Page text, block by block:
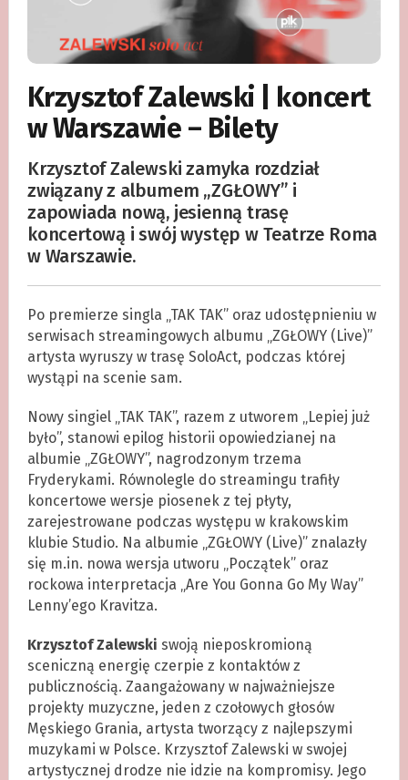
Krzysztof Zalewski | koncert
w Warszawie – Bilety
Krzysztof Zalewski zamyka rozdział
związany z albumem „ZGŁOWY” i
zapowiada nową, jesienną trasę
koncertową i swój występ w Teatrze Roma
w Warszawie.
Po premierze singla „TAK TAK” oraz udostępnieniu w
serwisach streamingowych albumu „ZGŁOWY (Live)”
artysta wyruszy w trasę SoloAct, podczas której
wystąpi na scenie sam.
Nowy singiel „TAK TAK”, razem z utworem „Lepiej już
było”, stanowi epilog historii opowiedzianej na
albumie „ZGŁOWY”, nagrodzonym trzema
Fryderykami. Równolegle do streamingu trafiły
koncertowe wersje piosenek z tej płyty,
zarejestrowane podczas występu w krakowskim
klubie Studio. Na albumie „ZGŁOWY (Live)” znalazły
się m.in. nowa wersja utworu „Początek” oraz
rockowa interpretacja „Are You Gonna Go My Way”
Lenny’ego Kravitza.
Krzysztof Zalewski swoją nieposkromioną
sceniczną energię czerpie z kontaktów z
publicznością. Zaangażowany w najważniejsze
projekty muzyczne, jeden z czołowych głosów
Męskiego Grania, artysta tworzący z najlepszymi
muzykami w Polsce. Krzysztof Zalewski w swojej
artystycznej drodze nie idzie na kompromisy. Jego